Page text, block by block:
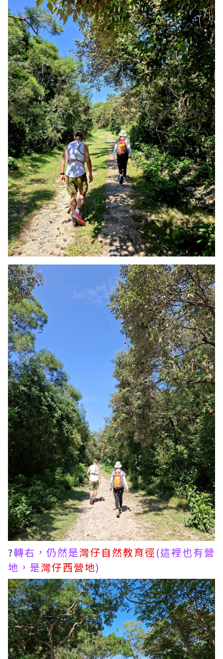
?轉右，仍然是灣仔自然教育徑(這裡也有營
地，是灣仔西營地)